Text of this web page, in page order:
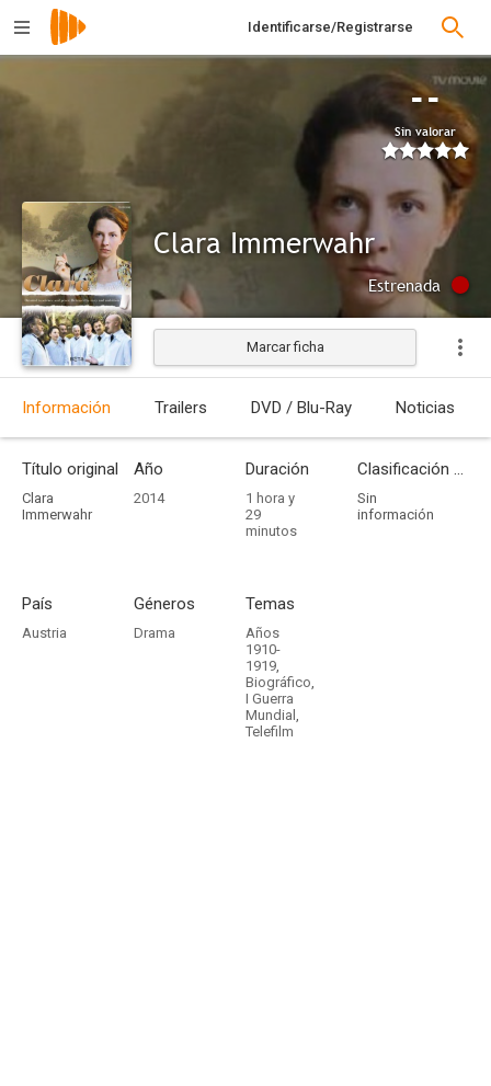
Identificarse/Registrarse
--
Sin valorar
Clara Immerwahr
Estrenada
Marcar ficha
Información Trailers DVD / Blu-Ray Noticias
Título original
Clara
Immerwahr
Año
2014
Duración
1 hora y
29
minutos
Clasificación por edades
Sin
información
País
Austria
Géneros
Drama
Temas
Años
1910-
1919,
Biográfico,
I Guerra
Mundial ,
Telefilm